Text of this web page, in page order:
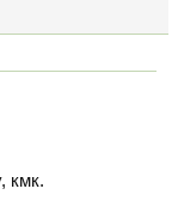
кмк.